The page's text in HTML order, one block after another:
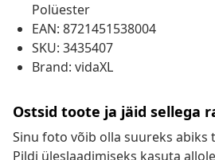
Polüester
EAN: 8721451538004
SKU: 3435407
Brand: vidaXL
Ostsid toote ja jäid sellega
Sinu foto võib olla suureks abiks
Pildi üleslaadimiseks kasuta